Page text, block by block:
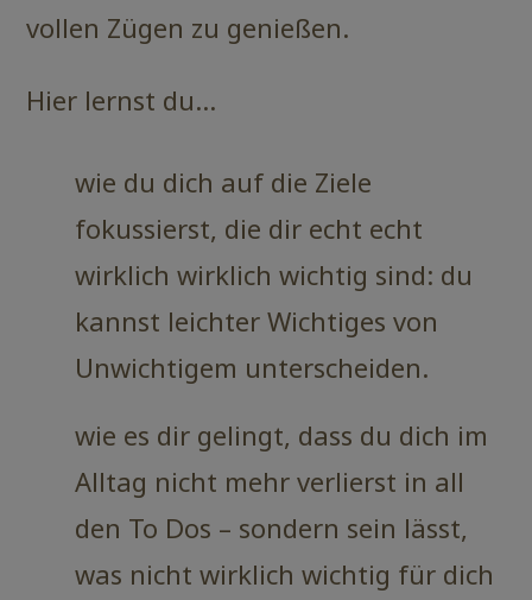
vollen Zügen zu genießen.
Hier lernst du…
wie du dich auf die Ziele
fokussierst, die dir echt echt
wirklich wirklich wichtig sind: du
kannst leichter Wichtiges von
Unwichtigem unterscheiden.
wie es dir gelingt, dass du dich im
Alltag nicht mehr verlierst in all
den To Dos – sondern sein lässt,
was nicht wirklich wichtig für dich